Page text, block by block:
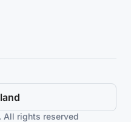
All rights reserved